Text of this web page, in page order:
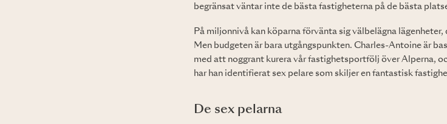
begränsat väntar inte de bästa fastigheterna på de bästa
På miljonnivå kan köparna förvänta sig välbelägna
Men budgeten är bara utgångspunkten. Charles-Antoine är
med att noggrant kurera vår fastighetsportfölj över Alperna,
har han identifierat sex pelare som skiljer en fantastisk
De sex pelarna